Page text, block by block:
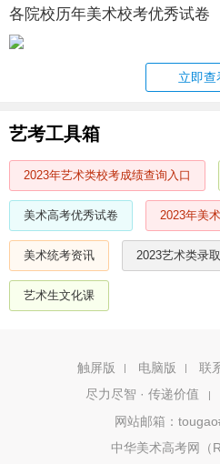
各院校历年美术校考优秀试卷
立即查
艺考工具箱
2023年艺术类校考成绩查询入口
美术高考优秀试卷 2023年美
美术统考资讯 2023艺术类录
艺术生文化课
触屏版 电脑版 联
尽力尽智 · 传递价值
|
网站邮箱：
中华美术高考网（